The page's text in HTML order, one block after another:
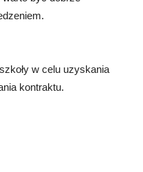
w celu uzyskania
kontraktu.